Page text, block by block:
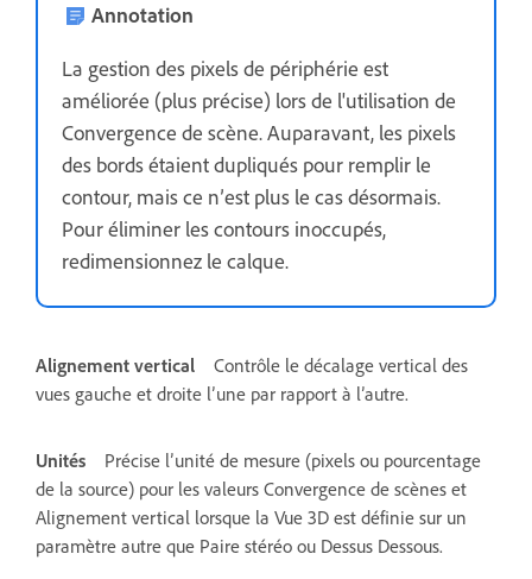
Annotation
La gestion des pixels de périphérie est
améliorée (plus précise) lors de l'utilisation de
Convergence de scène. Auparavant, les pixels
des bords étaient dupliqués pour remplir le
contour, mais ce n’est plus le cas désormais.
Pour éliminer les contours inoccupés,
redimensionnez le calque.
Alignement vertical
Contrôle le décalage vertical des
vues gauche et droite l’une par rapport à l’autre.
Unités
Précise l’unité de mesure (pixels ou pourcentage
de la source) pour les valeurs Convergence de scènes et
Alignement vertical lorsque la Vue 3D est définie sur un
paramètre autre que Paire stéréo ou Dessus Dessous.